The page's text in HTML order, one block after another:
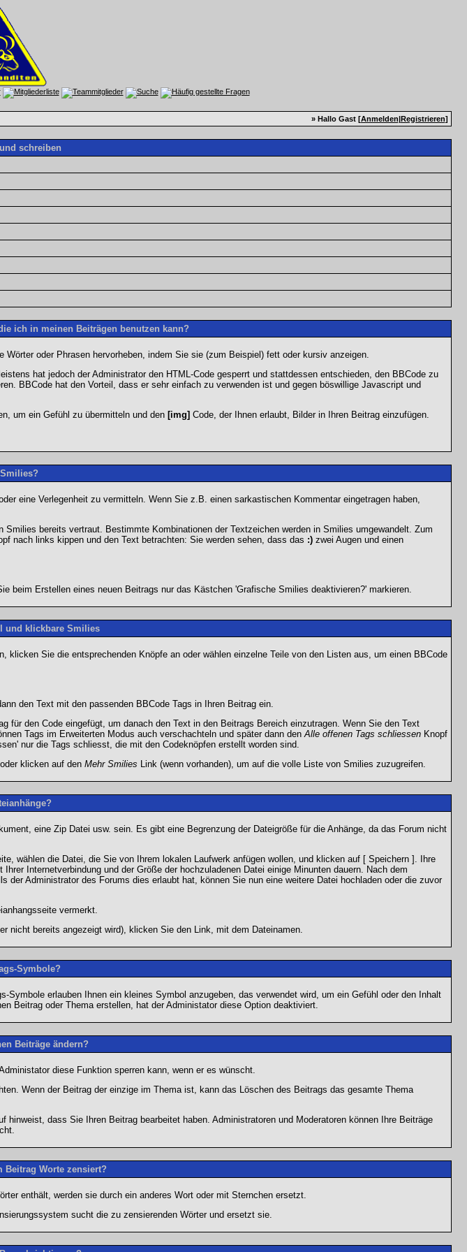
» Hallo Gast [Anmelden|Registrieren]
schreiben
ich in meinen Beiträgen benutzen kann?
oder Phrasen hervorheben, indem Sie sie (zum Beispiel) fett oder kursiv anzeigen.
hat jedoch der Administrator den HTML-Code gesperrt und stattdessen entschieden, den BBCode zu
BBCode hat den Vorteil, dass er sehr einfach zu verwenden ist und gegen böswillige Javascript und
um ein Gefühl zu übermitteln und den [img] Code, der Ihnen erlaubt, Bilder in Ihren Beitrag einzufügen.
eine Verlegenheit zu vermitteln. Wenn Sie z.B. einen sarkastischen Kommentar eingetragen haben,
bereits vertraut. Bestimmte Kombinationen der Textzeichen werden in Smilies umgewandelt. Zum
nach links kippen und den Text betrachten: Sie werden sehen, dass das :)zwei Augen und einen
beim Erstellen eines neuen Beitrags nur das Kästchen 'Grafische Smilies deaktivieren?' markieren.
und klickbare Smilies
Sie die entsprechenden Knöpfe an oder wählen einzelne Teile von den Listen aus, um einen BBCode
den Text mit den passenden BBCode Tags in Ihren Beitrag ein.
den Code eingefügt, um danach den Text in den Beitrags Bereich einzutragen. Wenn Sie den Text
Tags im Erweiterten Modus auch verschachteln und später dann denAlle offenen Tags schliessenKnopf
nur die Tags schliesst, die mit den Codeknöpfen erstellt worden sind.
klicken auf den Mehr Smilies Link (wenn vorhanden), um auf die volle Liste von Smilies zuzugreifen.
eine Zip Datei usw. sein. Es gibt eine Begrenzung der Dateigröße für die Anhänge, da das Forum nicht
wählen die Datei, die Sie von Ihrem lokalen Laufwerk anfügen wollen, und klicken auf [ Speichern ]. Ihre
Internetverbindung und der Größe der hochzuladenen Datei einige Minunten dauern. Nach dem
Administrator des Forums dies erlaubt hat, können Sie nun eine weitere Datei hochladen oder die zuvor
vermerkt.
nicht bereits angezeigt wird), klicken Sie den Link, mit dem Dateinamen.
Symbole?
erlauben Ihnen ein kleines Symbol anzugeben, das verwendet wird, um ein Gefühl oder den Inhalt
Beitrag oder Thema erstellen, hat der Administator diese Option deaktiviert.
Beiträge ändern?
diese Funktion sperren kann, wenn er es wünscht.
Wenn der Beitrag der einzige im Thema ist, kann das Löschen des Beitrags das gesamte Thema
dass Sie Ihren Beitrag bearbeitet haben. Administratoren und Moderatoren können Ihre Beiträge
Beitrag Worte zensiert?
enthält, werden sie durch ein anderes Wort oder mit Sternchen ersetzt.
sucht die zu zensierenden Wörter und ersetzt sie.